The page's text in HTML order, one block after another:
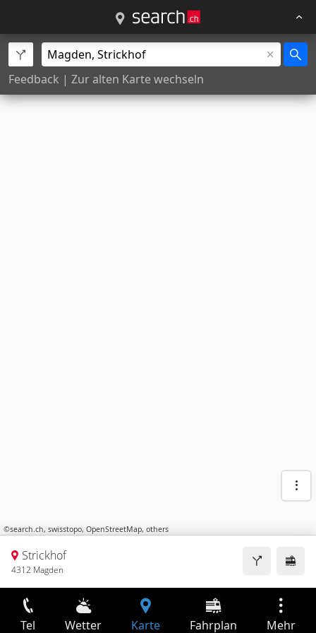
Feedback | Zur alten Karte wechseln
©search.ch, swisstopo, OpenStreetMap, others
Strickhof
4312 Magden
Tel Wetter Karte Fahrplan Mehr